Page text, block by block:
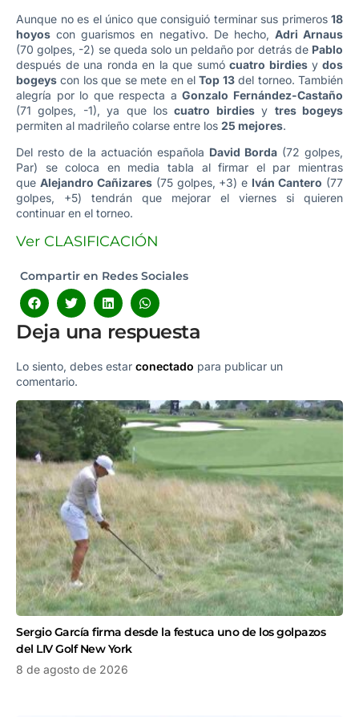
Aunque no es el único que consiguió terminar sus primeros 18
hoyos con guarismos en negativo. De hecho, Adri Arnaus
(70 golpes, -2) se queda solo un peldaño por detrás de Pablo
después de una ronda en la que sumócuatro birdiesy dos
bogeys con los que se mete en elTop 13del torneo. También
alegría por lo que respecta aGonzalo Fernández-Castaño
(71 golpes, -1), ya que loscuatro birdiesy tres bogeys
permiten al madrileño colarse entre los 25 mejores.
Del resto de la actuación española David Borda (72 golpes,
Par) se coloca en media tabla al firmar el par mientras
que Alejandro Cañizares(75 golpes, +3) e Iván Cantero (77
golpes, +5) tendrán que mejorar el viernes si quieren
continuar en el torneo.
Ver CLASIFICACIÓN
Compartir en Redes Sociales
Deja una respuesta
Lo siento, debes estar conectado para publicar un
comentario.
Sergio García firma desde la festuca uno de los golpazos
del LIV Golf New York
8 de agosto de 2026